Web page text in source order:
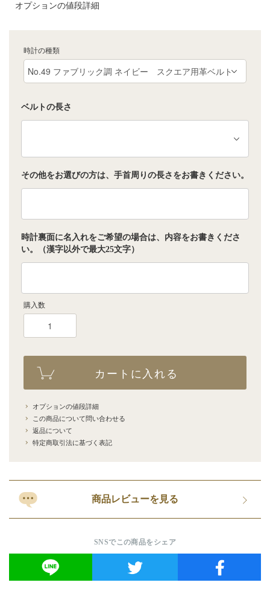
オプションの値段詳細
時計の種類
ベルトの長さ
その他をお選びの方は、手首周りの長さをお書きください。
時計裏面に名入れをご希望の場合は、内容をお書きくださ
い。（漢字以外で最大25文字）
購入数
カートに入れる
オプションの値段詳細
この商品について問い合わせる
返品について
特定商取引法に基づく表記
商品レビューを見る
SNSでこの商品をシェア